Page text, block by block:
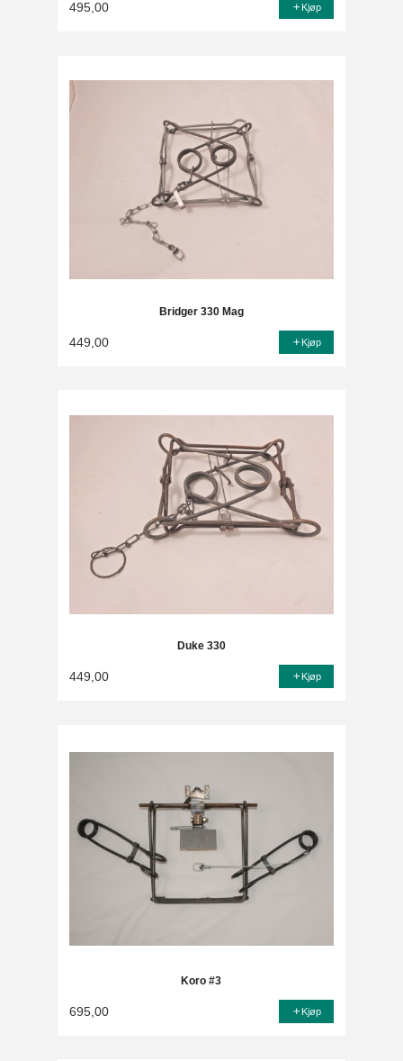
495,00 Kjøp
Bridger 330 Mag
449,00 Kjøp
Duke 330
449,00 Kjøp
Koro #3
695,00 Kjøp